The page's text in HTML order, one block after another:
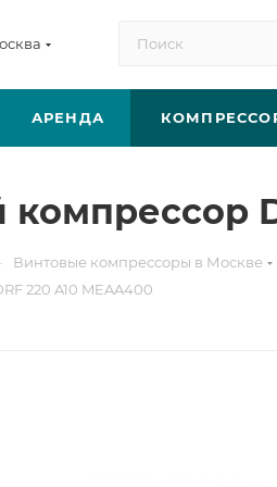
АРЕНДА
компрессор
Винтовые компрессоры в Москве
220 A10 MEAA400